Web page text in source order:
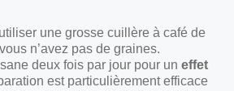
une grosse cuillère à café de
n’avez pas de graines.
deux fois par jour pour un effet
est particulièrement efficace